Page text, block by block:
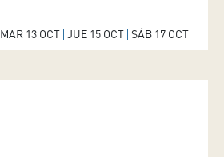
MAR 13 OCT JUE 15 OCT SÁB 17 OCT